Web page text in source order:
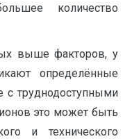
количество
выше факторов, у
определённые
с труднодоступными
это может быть
и технического